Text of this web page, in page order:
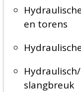
en torens
slangbreuk